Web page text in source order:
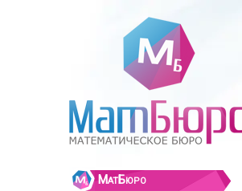
МатБюро